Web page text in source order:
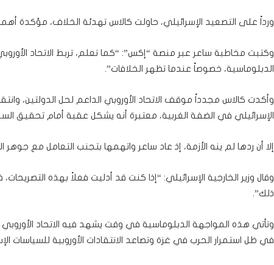
ورداً على التصعيد الإسرائيلي، حاولت كالاس تهدئة الخلاف، مؤكدة أهمية
وكتبت مخاطبة ساعر عبر منصة “إكس”: “كما تعلم، تربط الاتحاد
الدبلوماسية، خصوصاً عندما تظهر الخلافات”.
وأكدت كالاس مجدداً موقف الاتحاد الأوروبي الداعم لحل الدولتين،
الإسرائيلي في الضفة الغربية، معتبرة أنه يشكل عقبة أمام تحقيق
إلا أن ردها لم ينه الأزمة، إذ عاد ساعر واتهمها بتجنب التعامل مع جوهر
وقال وزير الخارجية الإسرائيلي: “إذا كنت قد أدليت فعلاً بهذه
ذلك”.
وتأتي هذه المواجهة الدبلوماسية في وقت يشهد فيه الاتحاد الأوروبي
في ظل استمرار الحرب في غزة وتصاعد الانتقادات الأوروبية للسياسات